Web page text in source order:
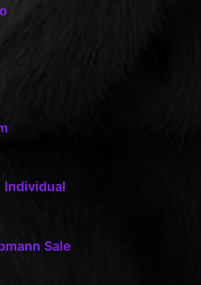
Individual
Sale